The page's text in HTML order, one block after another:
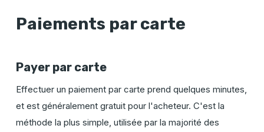
Paiements par carte
Payer par carte
Effectuer un paiement par carte prend quelques minutes,
et est généralement gratuit pour l'acheteur. C'est la
méthode la plus simple, utilisée par la majorité des